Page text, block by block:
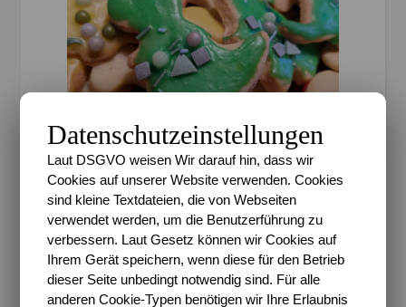
BESONDERE ANLÄSSE,FEATURED,
HELDENKINDER ,MOTTOPARTY
Creadienstag – Wir feiern
eine Dino-Party in
Datenschutzeinstellungen
Laut DSGVO weisen Wir darauf hin, dass wir
Cookies auf unserer Website verwenden. Cookies
sind kleine Textdateien, die von Webseiten
verwendet werden, um die Benutzerführung zu
verbessern. Laut Gesetz können wir Cookies auf
Ihrem Gerät speichern, wenn diese für den Betrieb
dieser Seite unbedingt notwendig sind. Für alle
anderen Cookie-Typen benötigen wir Ihre Erlaubnis